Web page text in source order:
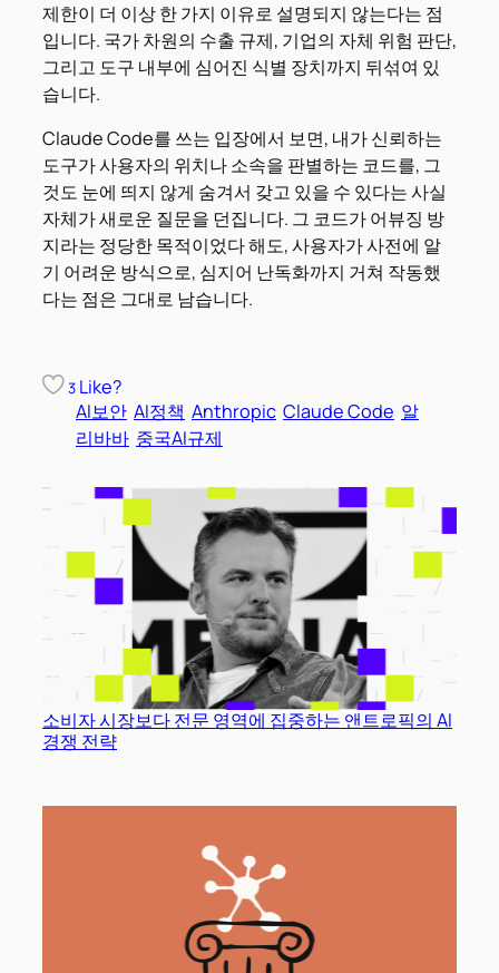
제한이 더 이상 한 가지 이유로 설명되지 않는다는 점
입니다. 국가 차원의 수출 규제, 기업의 자체 위험 판단,
그리고 도구 내부에 심어진 식별 장치까지 뒤섞여 있
습니다.
Claude Code를 쓰는 입장에서 보면, 내가 신뢰하는
도구가 사용자의 위치나 소속을 판별하는 코드를, 그
것도 눈에 띄지 않게 숨겨서 갖고 있을 수 있다는 사실
자체가 새로운 질문을 던집니다. 그 코드가 어뷰징 방
지라는 정당한 목적이었다 해도, 사용자가 사전에 알
기 어려운 방식으로, 심지어 난독화까지 거쳐 작동했
다는 점은 그대로 남습니다.
3 Like?
AI보안 AI정책 Anthropic Claude Code 알
리바바 중국AI규제
소비자 시장보다 전문 영역에 집중하는 앤트로픽의 AI
경쟁 전략